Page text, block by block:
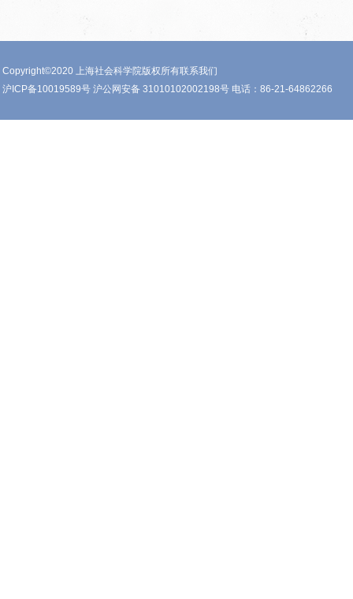
Copyright©2020 上海社会科学院版权所有联系我们
沪ICP备10019589号 沪公网安备 31010102002198号 电话：86-21-64862266